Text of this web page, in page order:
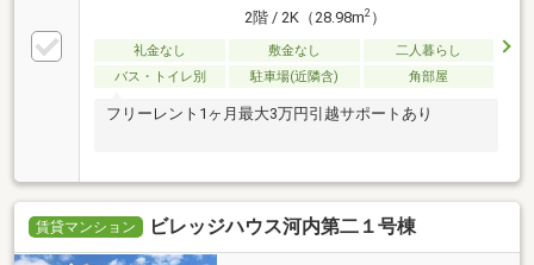
2階 / 2K（28.98m2）
礼金なし 敷金なし
二人暮らし
バス・トイレ別
駐車場(近隣含) 角部屋
フリーレント1ヶ月最大3万円引越サポートあり
賃貸マンション ビレッジハウス河内第二１号棟